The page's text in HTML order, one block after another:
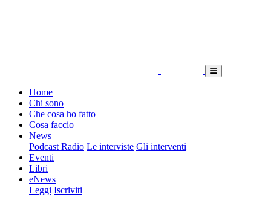
Home
Chi sono
Che cosa ho fatto
Cosa faccio
News
Podcast Radio Le interviste Gli interventi
Eventi
Libri
eNews
Leggi Iscriviti